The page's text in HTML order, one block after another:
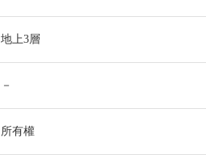
地上3層
－
所有權